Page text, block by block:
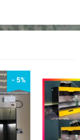
- 5%